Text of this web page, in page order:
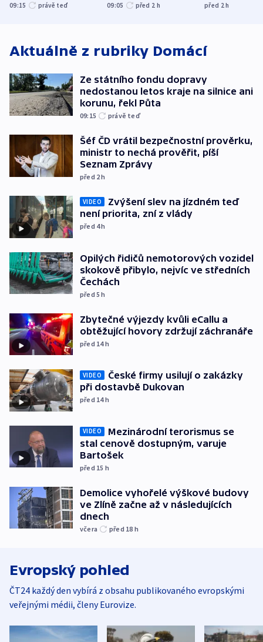
kraje na silnice ani
09:15 právě teď
varují tajné služby
09:05 před 2 h
útočili v
před 2h
Aktuálně z rubriky Domácí
Ze státního fondu dopravy
nedostanou letos kraje na silnice ani
korunu, řekl Půta
09:15 právě teď
Šéf ČD vrátil bezpečnostní prověrku,
ministr to nechá prověřit, píší
Seznam Zprávy
před 2h
VIDEO
Zvýšení slev na jízdném teď
není priorita, zní z vlády
před 4h
Opilých řidičů nemotorových vozidel
skokově přibylo, nejvíc ve středních
Čechách
před 5h
Zbytečné výjezdy kvůli eCallu a
obtěžující hovory zdržují záchranáře
před 14h
VIDEO
České firmy usilují o zakázky
při dostavbě Dukovan
před 14h
VIDEO
Mezinárodní terorismus se
stal cenově dostupným, varuje
Bartošek
před 15 h
Demolice vyhořelé výškové budovy
ve Zlíně začne až v následujících
dnech
včera před 18 h
Evropský pohled
ČT24 každý den vybírá z obsahu publikovaného evropskými
veřejnými médii, členy Eurovize.